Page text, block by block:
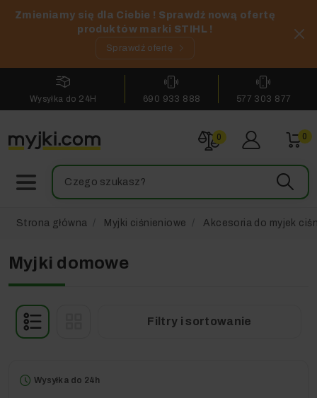
Zmieniamy się dla Ciebie ! Sprawdź nową ofertę
produktów marki STIHL !
Sprawdź ofertę
Wysyłka do 24H 690 933 888 577 303 877
0 0
Strona główna Myjki ciśnieniowe Akcesoria do myjek
Myjki domowe
Filtry i sortowanie
Wysyłka do 24h